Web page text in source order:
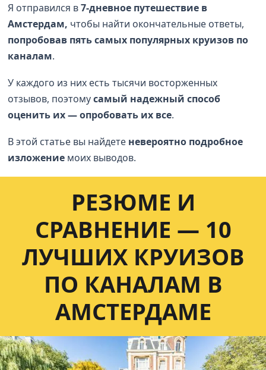
Я отправился в7-дневное путешествие в
Амстердам, чтобы найти окончательные ответы,
попробовав пять самых популярных круизов по
каналам.
У каждого из них есть тысячи восторженных
отзывов, поэтомусамый надежный способ
оценить их — опробовать их все.
В этой статье вы найдете невероятно подробное
изложение моих выводов.
РЕЗЮМЕ И
СРАВНЕНИЕ — 10
ЛУЧШИХ КРУИЗОВ
ПО КАНАЛАМ В
АМСТЕРДАМЕ